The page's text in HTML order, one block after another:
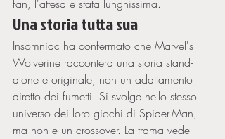
fan, l'attesa e stata lunghissima.
Una storia tutta sua
Insomniac ha confermato che Marvel's
Wolverine raccontera una storia stand-
alone e originale, non un adattamento
diretto dei fumetti. Si svolge nello stesso
universo dei loro giochi di Spider-Man,
ma non e un crossover. La trama vede